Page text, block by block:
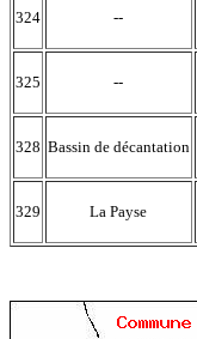
324 --
325 --
328 Bassin de décantation
329 La Payse